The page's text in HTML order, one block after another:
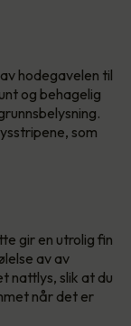
hodegavelen til
og behagelig
som
gir en utrolig fin
av av
nattlys, slik at du
når det er